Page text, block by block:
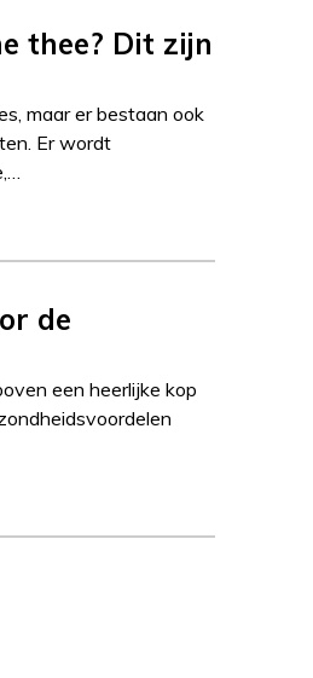
thee? Dit zijn
maar er bestaan ook
Er wordt
de
een heerlijke kop